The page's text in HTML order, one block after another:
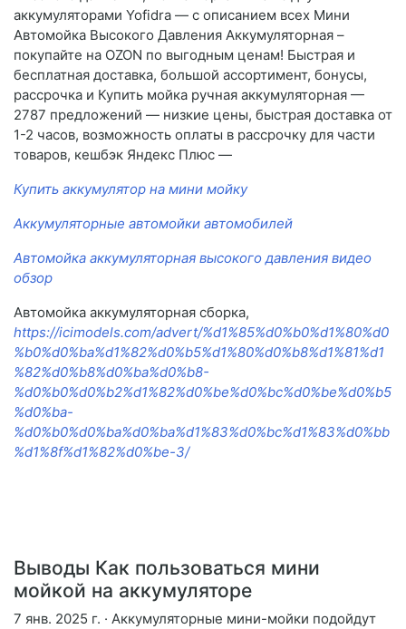
аккумуляторами Yofidra — с описанием всех Мини
Автомойка Высокого Давления Аккумуляторная –
покупайте на OZON по выгодным ценам! Быстрая и
бесплатная доставка, большой ассортимент, бонусы,
рассрочка и Купить мойка ручная аккумуляторная —
2787 предложений — низкие цены, быстрая доставка от
1-2 часов, возможность оплаты в рассрочку для части
товаров, кешбэк Яндекс Плюс —
Купить аккумулятор на мини мойку
Аккумуляторные автомойки автомобилей
Автомойка аккумуляторная высокого давления видео
обзор
Автомойка аккумуляторная сборка,
https://icimodels.com/advert/%d1%85%d0%b0%d1%80%d0
%b0%d0%ba%d1%82%d0%b5%d1%80%d0%b8%d1%81%d1
%82%d0%b8%d0%ba%d0%b8-
%d0%b0%d0%b2%d1%82%d0%be%d0%bc%d0%be%d0%b5
%d0%ba-
%d0%b0%d0%ba%d0%ba%d1%83%d0%bc%d1%83%d0%bb
%d1%8f%d1%82%d0%be-3/
Выводы Как пользоваться мини
мойкой на аккумуляторе
7 янв. 2025 г. · Аккумуляторные мини-мойки подойдут